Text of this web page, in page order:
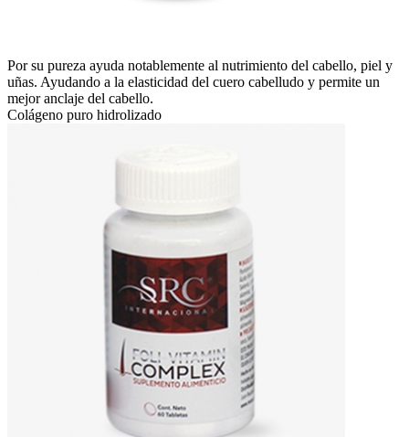
Por su pureza ayuda notablemente al nutrimiento del cabello, piel y
uñas. Ayudando a la elasticidad del cuero cabelludo y permite un
mejor anclaje del cabello.
Colágeno puro hidrolizado